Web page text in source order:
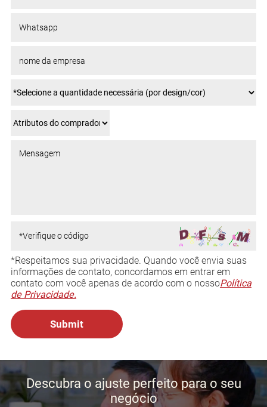
*Respeitamos sua privacidade. Quando você envia suas
informações de contato, concordamos em entrar em
contato com você apenas de acordo com o nossoPolítica
de Privacidade.
Descubra o ajuste perfeito para o seu
negócio